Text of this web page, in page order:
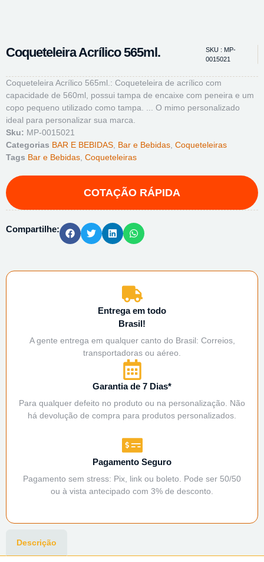
Coqueteleira Acrílico 565ml.
SKU : MP-
0015021
Coqueteleira Acrílico 565ml.: Coqueteleira de acrílico com
capacidade de 560ml, possui tampa de encaixe com peneira e um
copo pequeno utilizado como tampa. ... O mimo personalizado
ideal para personalizar sua marca.
Sku: MP-0015021
Categorias BAR E BEBIDAS Bar e Bebidas Coqueteleiras
Tags Bar e Bebidas Coqueteleiras
Compartilhe:
Entrega em todo
Brasil!
A gente entrega em qualquer canto do Brasil: Correios,
transportadoras ou aéreo.
Garantia de 7 Dias*
Para qualquer defeito no produto ou na personalização. Não
há devolução de compra para produtos personalizados.
Pagamento Seguro
Pagamento sem stress: Pix, link ou boleto. Pode ser 50/50
ou à vista antecipado com 3% de desconto.
Descrição